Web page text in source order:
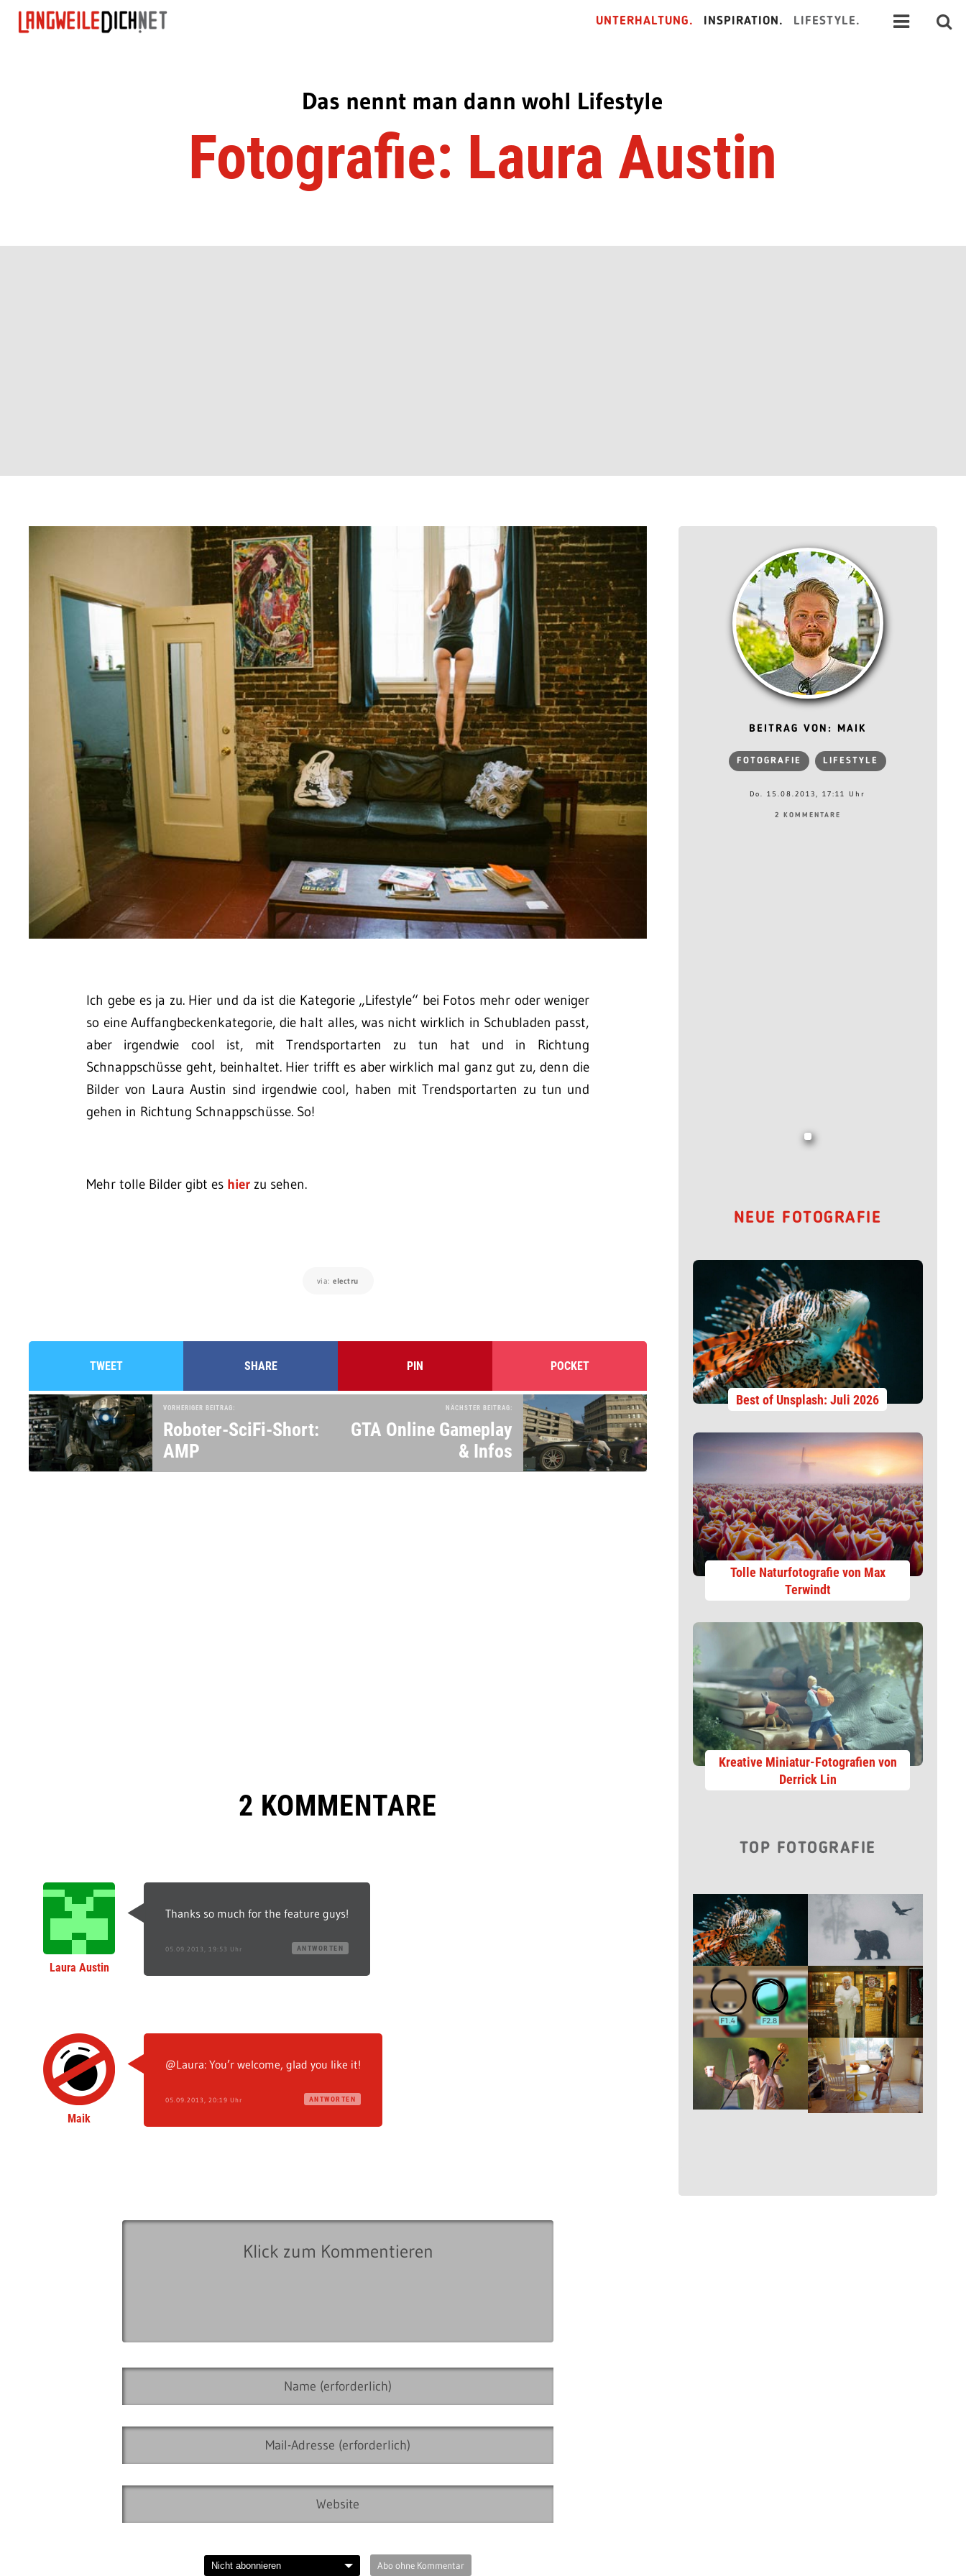
UNTERHALTUNG. INSPIRATION. LIFESTYLE.
Das nennt man dann wohl Lifestyle
Fotografie: Laura Austin
Ich gebe es ja zu. Hier und da ist die Kategorie „Lifestyle“ bei Fotos mehr oder weniger
so eine Auffangbeckenkategorie, die halt alles, was nicht wirklich in Schubladen passt,
aber irgendwie cool ist, mit Trendsportarten zu tun hat und in Richtung
Schnappschüsse geht, beinhaltet. Hier trifft es aber wirklich mal ganz gut zu, denn die
Bilder von Laura Austin sind irgendwie cool, haben mit Trendsportarten zu tun und
gehen in Richtung Schnappschüsse. So!
Mehr tolle Bilder gibt es hier zu sehen.
via: electru
TWEET SHARE PIN POCKET
VORHERIGER BEITRAG:
Roboter-SciFi-Short:
AMP
NÄCHSTER BEITRAG:
GTA Online Gameplay
& Infos
2 KOMMENTARE
Laura Austin
Thanks so much for the feature guys!
05.09.2013, 19:53 Uhr ANTWORTEN
Maik
@Laura: You’r welcome, glad you like it!
05.09.2013, 20:19 Uhr ANTWORTEN
Abo ohne Kommentar
BEITRAG VON: MAIK
FOTOGRAFIE LIFESTYLE
Do. 15.08.2013, 17:11 Uhr
2 KOMMENTARE
NEUE FOTOGRAFIE
Best of Unsplash: Juli 2026
Tolle Naturfotografie von Max
Terwindt
Kreative Miniatur-Fotografien von
Derrick Lin
TOP FOTOGRAFIE